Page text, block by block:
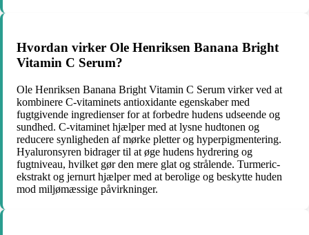
Hvordan virker Ole Henriksen Banana Bright
Vitamin C Serum?
Ole Henriksen Banana Bright Vitamin C Serum virker ved at
kombinere C-vitaminets antioxidante egenskaber med
fugtgivende ingredienser for at forbedre hudens udseende og
sundhed. C-vitaminet hjælper med at lysne hudtonen og
reducere synligheden af mørke pletter og hyperpigmentering.
Hyaluronsyren bidrager til at øge hudens hydrering og
fugtniveau, hvilket gør den mere glat og strålende. Turmeric-
ekstrakt og jernurt hjælper med at berolige og beskytte huden
mod miljømæssige påvirkninger.